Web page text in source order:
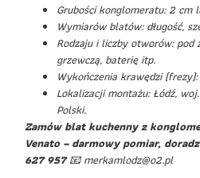
Grubości konglomeratu: 2 cm
Wymiarów blatów: długość,
Rodzaju i liczby otworów: pod
grzewczą, baterię itp.
Wykończenia krawędzi
Lokalizacji montażu: Łódź,
Polski.
Zamów blat kuchenny z
Venato – darmowy pomiar,
627 957📧 merkamlodz@o2.pl